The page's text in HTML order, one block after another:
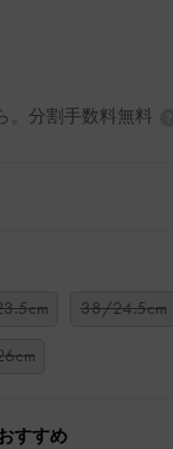
。分割手数料無料
38/24.5cm
すすめ